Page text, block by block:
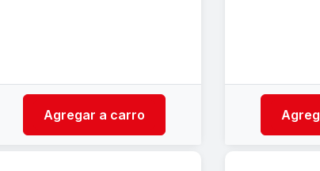
Agregar a carro